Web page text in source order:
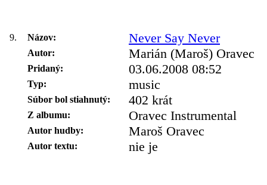
9. Názov: Never Say Never
Autor: Marián (Maroš) Oravec
Pridaný: 03.06.2008 08:52
Typ: music
Súbor bol stiahnutý: 402 krát
Z albumu: Oravec Instrumental
Autor hudby: Maroš Oravec
Autor textu: nie je